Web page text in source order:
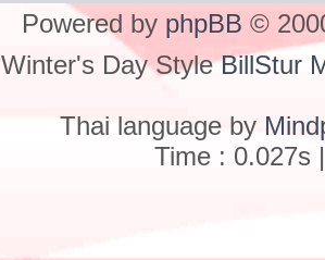
Powered by phpBB ©
Winter's Day StyleBillStur
Thai language by
Time : 0.027s